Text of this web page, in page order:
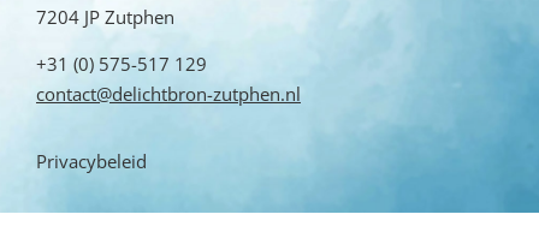
7204 JP Zutphen
+31 (0) 575-517 129
contact@delichtbron-zutphen.nl
Privacybeleid